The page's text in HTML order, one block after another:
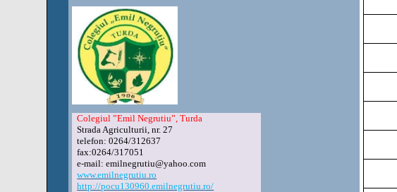
Colegiul ”Emil Negrutiu”, Turda
Strada Agriculturii, nr. 27
telefon: 0264/312637
fax:0264/317051
e-mail: emilnegrutiu@yahoo.com
www.emilnegrutiu.ro
http://pocu130960.emilnegrutiu.ro/